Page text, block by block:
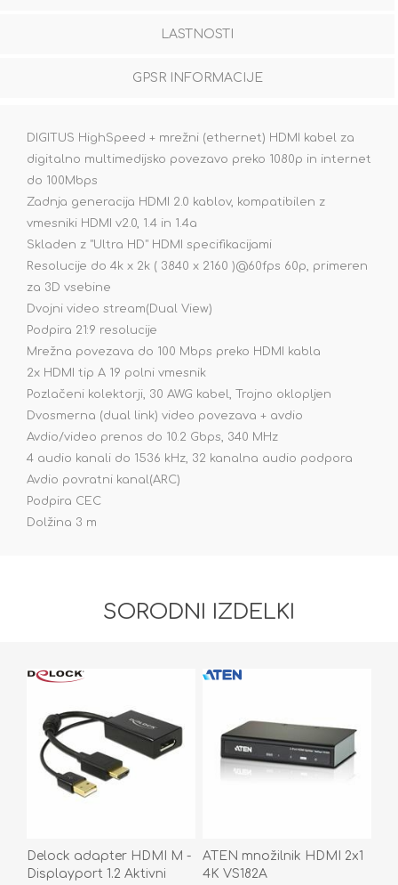
LASTNOSTI
GPSR INFORMACIJE
DIGITUS HighSpeed + mrežni (ethernet) HDMI kabel za
digitalno multimedijsko povezavo preko 1080p in internet
do 100Mbps
Zadnja generacija HDMI 2.0 kablov, kompatibilen z
vmesniki HDMI v2.0, 1.4 in 1.4a
Skladen z "Ultra HD" HDMI specifikacijami
Resolucije do 4k x 2k ( 3840 x 2160 )@60fps 60p, primeren
za 3D vsebine
Dvojni video stream(Dual View)
Podpira 21:9 resolucije
Mrežna povezava do 100 Mbps preko HDMI kabla
2x HDMI tip A 19 polni vmesnik
Pozlačeni kolektorji, 30 AWG kabel, Trojno oklopljen
Dvosmerna (dual link) video povezava + avdio
Avdio/video prenos do 10.2 Gbps, 340 MHz
4 audio kanali do 1536 kHz, 32 kanalna audio podpora
Avdio povratni kanal(ARC)
Podpira CEC
Dolžina 3 m
SORODNI IZDELKI
Delock adapter HDMI M -
Displayport 1.2 Aktivni
ATEN množilnik HDMI 2x1
4K VS182A